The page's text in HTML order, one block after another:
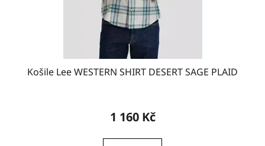
Košile Lee WESTERN SHIRT DESERT SAGE PLAID
1 160 Kč